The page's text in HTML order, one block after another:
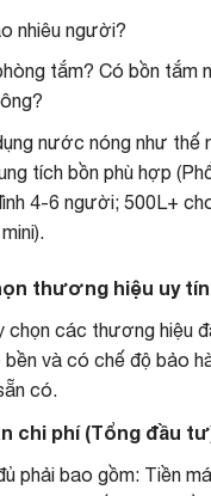
nhiêu người?
tắm? Có bồn tắm
nước nóng như thế
tích bồn phù hợp
4-6 người; 500L+
thương hiệu uy tín
chọn các thương hiệu
và có chế độ bảo
có.
chi phí (Tổng đầu
phải bao gồm: Tiền